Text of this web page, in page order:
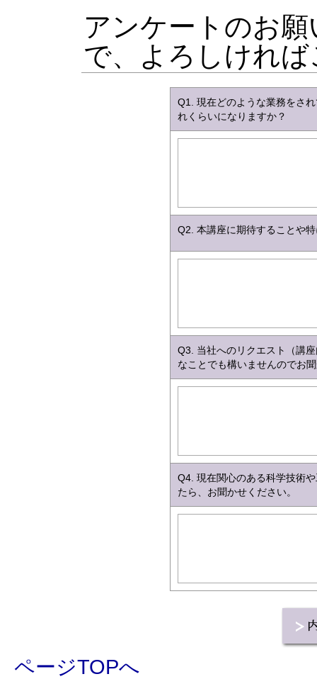
アンケートのお
で、よろしけれ
Q1. 現在どのような業務をさ
れくらいになりますか？
Q2. 本講座に期待することや
Q3. 当社へのリクエスト（講
なことでも構いませんのでお
Q4. 現在関心のある科学技術
たら、お聞かせください。
ページTOPへ